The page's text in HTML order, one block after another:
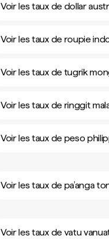
Voir les taux de dollar
Voir les taux de roupie
Voir les taux de tugrik
Voir les taux de ringgit
Voir les taux de peso
Voir les taux de pa’anga
Voir les taux de vatu